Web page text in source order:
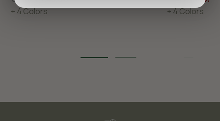
προσφέρουμε εξατομικευμένες υπηρεσίες και
+ 4 Colors
+ 4 Colors